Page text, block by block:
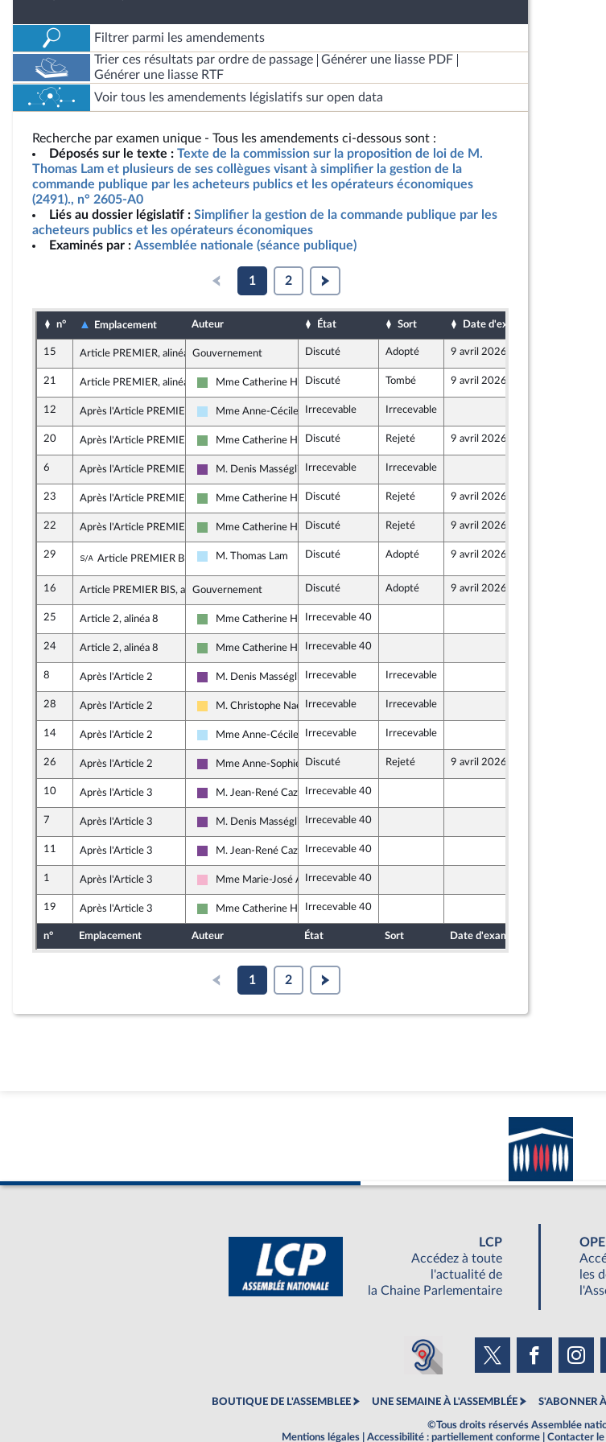
Filtrer parmi les amendements
Trier ces résultats par ordre de passage
Générer une liasse PDF
Générer une liasse RTF
Voir tous les amendements législatifs sur open data
Recherche par examen unique - Tous les amendements ci-dessous sont :
Déposés sur le texte : Texte de la commission sur la proposition de loi de M.
Thomas Lam et plusieurs de ses collègues visant à simplifier la gestion de la
commande publique par les acheteurs publics et les opérateurs économiques
(2491)., n° 2605-A0
Liés au dossier législatif : Simplifier la gestion de la commande publique par les
acheteurs publics et les opérateurs économiques
Examinés par : Assemblée nationale (séance publique)
1 2
n° Emplacement Auteur État Sort Date d'examen
15 Article PREMIER, alinéa 3Gouvernement Discuté Adopté 9 avril 2026
21 Article PREMIER, alinéa 3
Écologiste et Social
Mme Catherine Hervieu
Discuté Tombé 9 avril 2026
12 Après l'Article PREMIER
Horizons & Indépendants
Mme Anne-Cécile Violland
Irrecevable Irrecevable
20 Après l'Article PREMIER
Écologiste et Social
Mme Catherine Hervieu
Discuté Rejeté 9 avril 2026
6 Après l'Article PREMIER
Ensemble pour la République
M. Denis Masséglia Irrecevable Irrecevable
23 Après l'Article PREMIER
Écologiste et Social
Mme Catherine Hervieu
Discuté Rejeté 9 avril 2026
22 Après l'Article PREMIER
Écologiste et Social
Mme Catherine Hervieu
Discuté Rejeté 9 avril 2026
29 Sous-amendement de l'amendement n°16
Article PREMIER BIS, alinéa 5Horizons & Indépendants
M. Thomas Lam Discuté Adopté 9 avril 2026
16 Article PREMIER BIS, alinéa 5Gouvernement Discuté Adopté 9 avril 2026
25 Article 2, alinéa 8
Écologiste et Social
Mme Catherine HervieuIrrecevable 40
24 Article 2, alinéa 8
Écologiste et Social
Mme Catherine HervieuIrrecevable 40
8 Après l'Article 2
Ensemble pour la République
M. Denis Masséglia Irrecevable Irrecevable
28 Après l'Article 2
Libertés, Indépendants, Outre-mer et Territoires
M. Christophe NaegelenIrrecevable Irrecevable
14 Après l'Article 2
Horizons & Indépendants
Mme Anne-Cécile Violland
Irrecevable Irrecevable
26 Après l'Article 2
Ensemble pour la République
Mme Anne-Sophie Ronceret
Discuté Rejeté 9 avril 2026
10 Après l'Article 3
Ensemble pour la République
M. Jean-René CazeneuveIrrecevable 40
7 Après l'Article 3
Ensemble pour la République
M. Denis Masséglia Irrecevable 40
11 Après l'Article 3
Ensemble pour la République
M. Jean-René CazeneuveIrrecevable 40
1 Après l'Article 3
Socialistes et apparentés
Mme Marie-José AllemandIrrecevable 40
19 Après l'Article 3
Écologiste et Social
Mme Catherine HervieuIrrecevable 40
n° Emplacement Auteur État Sort Date d'examen
1 2
LCP
Accédez à toute
l'actualité de
la Chaine Parlementaire
les
BOUTIQUE DE L'ASSEMBLEE UNE SEMAINE À L'ASSEMBLÉE S'ABONNER
©Tous droits réservés Assemblée
Mentions légales
Accessibilité : partiellement conforme Contacter